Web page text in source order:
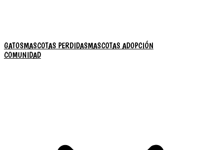
GATOSMASCOTAS PERDIDASMASCOTAS ADOPCIÓN
COMUNIDAD